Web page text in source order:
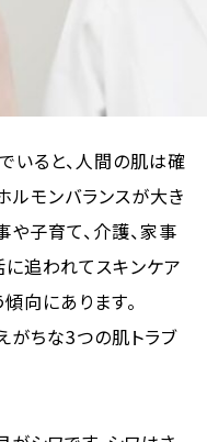
いると、人間の肌は確
ルモンバランスが大き
や子育て、介護、家事
に追われてスキンケア
向にあります。
がちな3つの肌トラブ